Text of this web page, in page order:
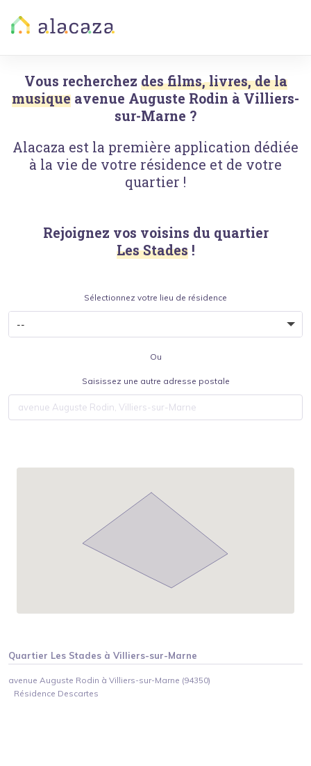
Vous recherchez des films, livres, de la
musique avenue Auguste Rodin à Villiers-
sur-Marne ?
Alacaza est la première application dédiée
à la vie de votre résidence et de votre
quartier !
Rejoignez vos voisins du quartier
Les Stades !
Sélectionnez votre lieu de résidence
Ou
Saisissez une autre adresse postale
Quartier Les Stades àVilliers-sur-Marne
avenue Auguste Rodin à Villiers-sur-Marne (94350)
Résidence Descartes